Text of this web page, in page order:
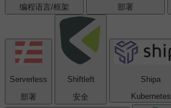
编程语言/框架
部署
Serverless
部署
Shiftleft
安全
Shipa
Kubernetes